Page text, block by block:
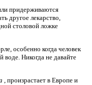
придерживаются
другое лекарство,
столовой ложке
особенно когда человек
воде. Никогда не давайте
, произрастает в Европе и